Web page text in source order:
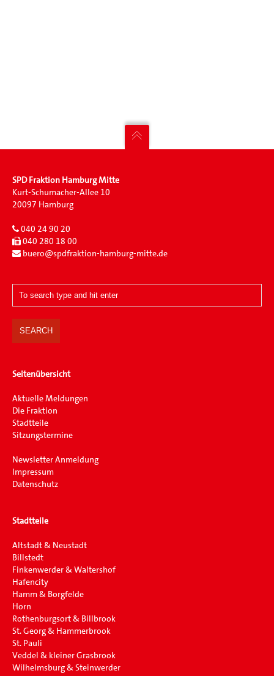
SPD Fraktion Hamburg Mitte
Kurt-Schumacher-Allee 10
20097 Hamburg
040 24 90 20
040 280 18 00
buero@spdfraktion-hamburg-mitte.de
Seitenübersicht
Aktuelle Meldungen
Die Fraktion
Stadtteile
Sitzungstermine
Newsletter Anmeldung
Impressum
Datenschutz
Stadtteile
Altstadt & Neustadt
Billstedt
Finkenwerder & Waltershof
Hafencity
Hamm & Borgfelde
Horn
Rothenburgsort & Billbrook
St. Georg & Hammerbrook
St. Pauli
Veddel & kleiner Grasbrook
Wilhelmsburg & Steinwerder